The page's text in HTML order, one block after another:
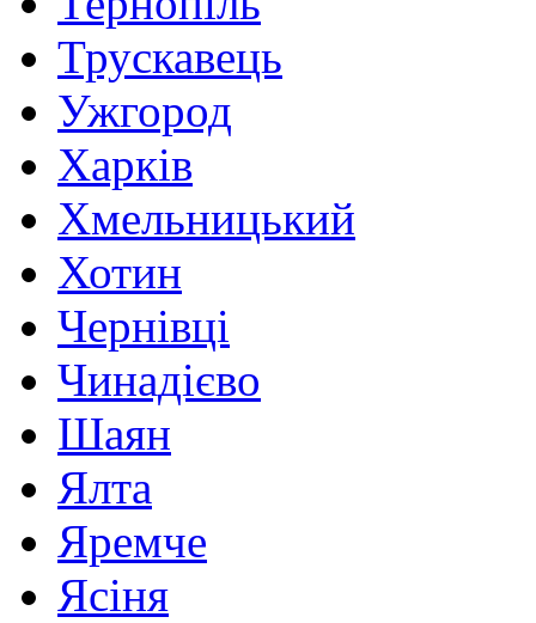
Трускавець
Ужгород
Харків
Хмельницький
Хотин
Чернівці
Чинадієво
Шаян
Ялта
Яремче
Ясіня